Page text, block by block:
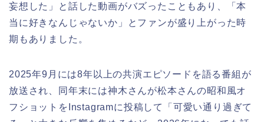
妄想した」と話した動画がバズったこともあり、「本
当に好きなんじゃないか」とファンが盛り上がった時
期もありました。
2025年9月には8年以上の共演エピソードを語る番組が
放送され、同年末には神木さんが松本さんの昭和風オ
フショットをInstagramに投稿して「可愛い通り過ぎて